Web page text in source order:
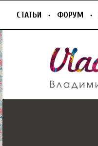
СТАТЬИ ФОРУМ